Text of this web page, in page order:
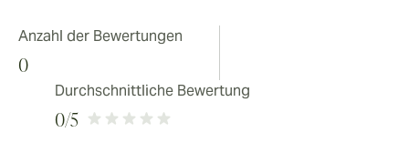
Anzahl der Bewertungen
0
Durchschnittliche Bewertung
0/5